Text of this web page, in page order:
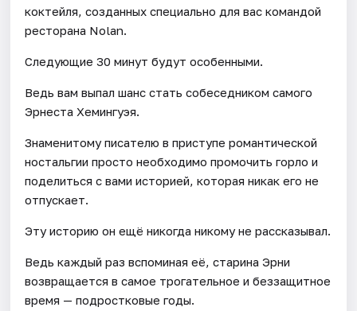
коктейля, созданных специально для вас командой
ресторана Nolan.
Следующие 30 минут будут особенными.
Ведь вам выпал шанс стать собеседником самого
Эрнеста Хемингуэя.
Знаменитому писателю в приступе романтической
ностальгии просто необходимо промочить горло и
поделиться с вами историей, которая никак его не
отпускает.
Эту историю он ещё никогда никому не рассказывал.
Ведь каждый раз вспоминая её, старина Эрни
возвращается в самое трогательное и беззащитное
время — подростковые годы.